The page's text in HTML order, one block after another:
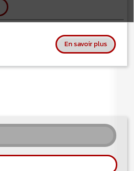
En savoir plussur